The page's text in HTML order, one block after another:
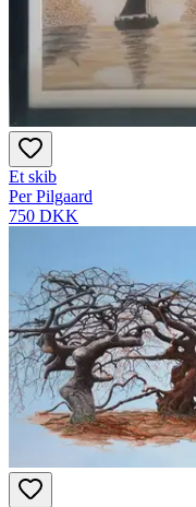
Et skib
Per Pilgaard
750 DKK